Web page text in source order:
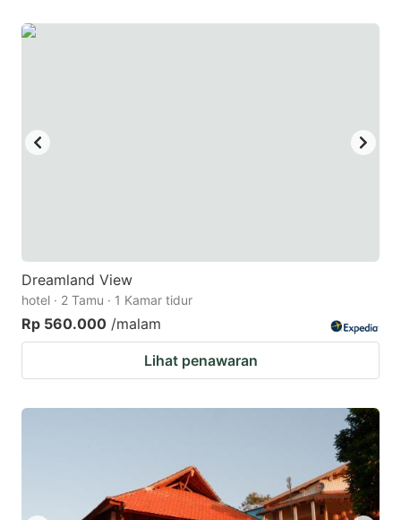
Dreamland View
hotel · 2 Tamu · 1 Kamar tidur
Rp 560.000 /malam
Lihat penawaran